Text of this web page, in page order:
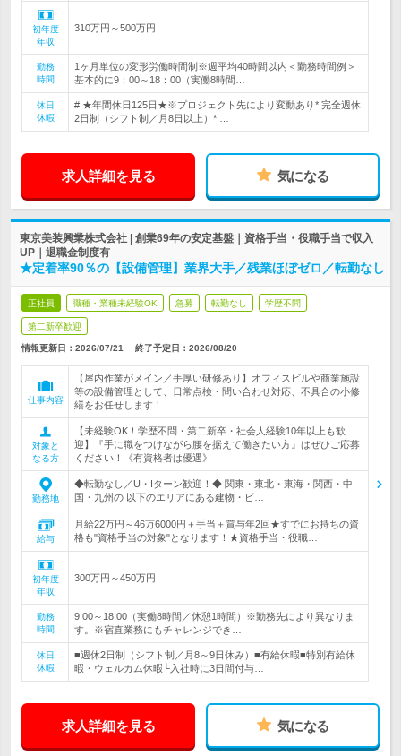
初年度
年収
310万円～500万円
勤務
時間
1ヶ月単位の変形労働時間制※週平均40時間以内＜勤務時間例＞
基本的に9：00～18：00（実働8時間…
休日
休暇
# ★年間休日125日★※プロジェクト先により変動あり* 完全週休
2日制（シフト制／月8日以上）* …
求人詳細を見る 気になる
東京美装興業株式会社 | 創業69年の安定基盤｜資格手当・役職手当で収入
UP｜退職金制度有
★定着率90％の【設備管理】業界大手／残業ほぼゼロ／転勤なし
正社員 職種・業種未経験OK 急募 転勤なし 学歴不問
第二新卒歓迎
情報更新日：2026/07/21 終了予定日： 2026/08/20
仕事内容
【屋内作業がメイン／手厚い研修あり】オフィスビルや商業施設
等の設備管理として、日常点検・問い合わせ対応、不具合の小修
繕をお任せします！
対象と
なる方
【未経験OK！学歴不問・第二新卒・社会人経験10年以上も歓
迎】『手に職をつけながら腰を据えて働きたい方』はぜひご応募
ください！《有資格者は優遇》
勤務地
◆転勤なし／U・Iターン歓迎！◆ 関東・東北・東海・関西・中
国・九州の 以下のエリアにある建物・ビ…
給与
月給22万円～46万6000円＋手当＋賞与年2回★すでにお持ちの資
格も"資格手当の対象"となります！★資格手当・役職…
初年度
年収
300万円～450万円
勤務
時間
9:00～18:00（実働8時間／休憩1時間）※勤務先により異なりま
す。※宿直業務にもチャレンジでき…
休日
休暇
■週休2日制（シフト制／月8～9日休み）■有給休暇■特別有給休
暇・ウェルカム休暇└入社時に3日間付与…
求人詳細を見る 気になる